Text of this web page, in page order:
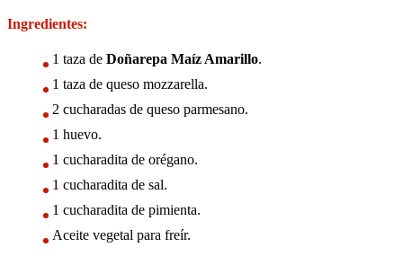
Ingredientes:
1 taza de Doñarepa Maíz Amarillo.
1 taza de queso mozzarella.
2 cucharadas de queso parmesano.
1 huevo.
1 cucharadita de orégano.
1 cucharadita de sal.
1 cucharadita de pimienta.
Aceite vegetal para freír.